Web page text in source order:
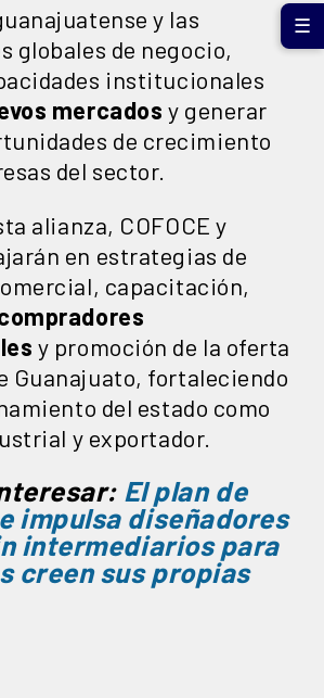
y las
globales de negocio,
institucionales
mercados y generar
de crecimiento
del sector.
alianza, COFOCE y
en estrategias de
capacitación,
y promoción de la oferta
Guanajuato, fortaleciendo
del estado como
y exportador.
El plan de
impulsa diseñadores
intermediarios para
creen sus propias
☰